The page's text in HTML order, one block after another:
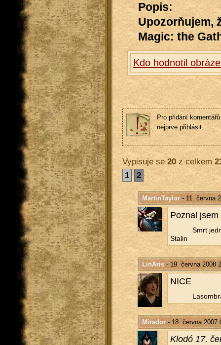
Popis:
Upozorňujem,
Magic: the
Kdo hodnotil
Pro přidání
nejprve přihlásit.
Vypisuje se20z celkem
1
2
MartinTaylor- 11. června
Po­znal jsem
Smrt
Sta­lin
LinAris- 19. června 2008
NICE
Mirador- 18. června 2007
Klodó 17.